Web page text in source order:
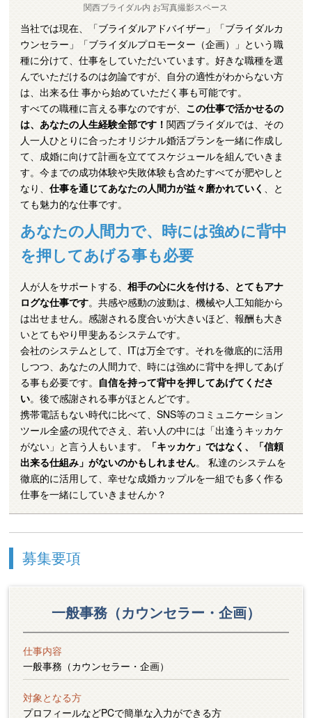
関西ブライダル内 お写真撮影スペース
当社では現在、「ブライダルアドバイザー」「ブライダルカ
ウンセラー」「ブライダルプロモーター（企画）」という職
種に分けて、仕事をしていただいています。好きな職種を選
んでいただけるのは勿論ですが、自分の適性がわからない方
は、出来る仕 事から始めていただく事も可能です。
すべての職種に言える事なのですが、 この仕事で活かせるの
は、あなたの人生経験全部です！ 関西ブライダルでは、その
人一人ひとりに合ったオリジナル婚活プランを一緒に作成し
て、成婚に向けて計画を立ててスケジュールを組んでいきま
す。今までの成功体験や失敗体験も含めたすべてが肥やしと
なり、 仕事を通じてあなたの人間力が益々磨かれていく 、と
ても魅力的な仕事です。
あなたの人間力で、時には強めに背中
を押してあげる事も必要
人が人をサポートする、 相手の心に火を付ける、とてもアナ
ログな仕事です。共感や感動の波動は、機械や人工知能から
は出せません。感謝される度合いが大きいほど、報酬も大き
いとてもやり甲斐あるシステムです。
会社のシステムとして、ITは万全です。それを徹底的に活用
しつつ、あなたの人間力で、時には強めに背中を押してあげ
る事も必要です。 自信を持って背中を押してあげてくださ
い。後で感謝される事がほとんどです。
携帯電話もない時代に比べて、SNS等のコミュニケーション
ツール全盛の現代でさえ、若い人の中には「出逢うキッカケ
がない」と言う人もいます。
「キッカケ」ではなく、「信頼
出来る仕組み」がないのかもしれません。 私達のシステムを
徹底的に活用して、幸せな成婚カップルを一組でも多く作る
仕事を一緒にしていきませんか？
募集要項
一般事務（カウンセラー・企画）
仕事内容
一般事務（カウンセラー・企画）
対象となる方
プロフィールなどPCで簡単な入力ができる方